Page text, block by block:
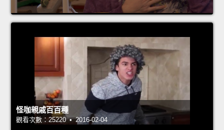
怪咖親戚百百種
觀看次數：25220 • 2016-02-04